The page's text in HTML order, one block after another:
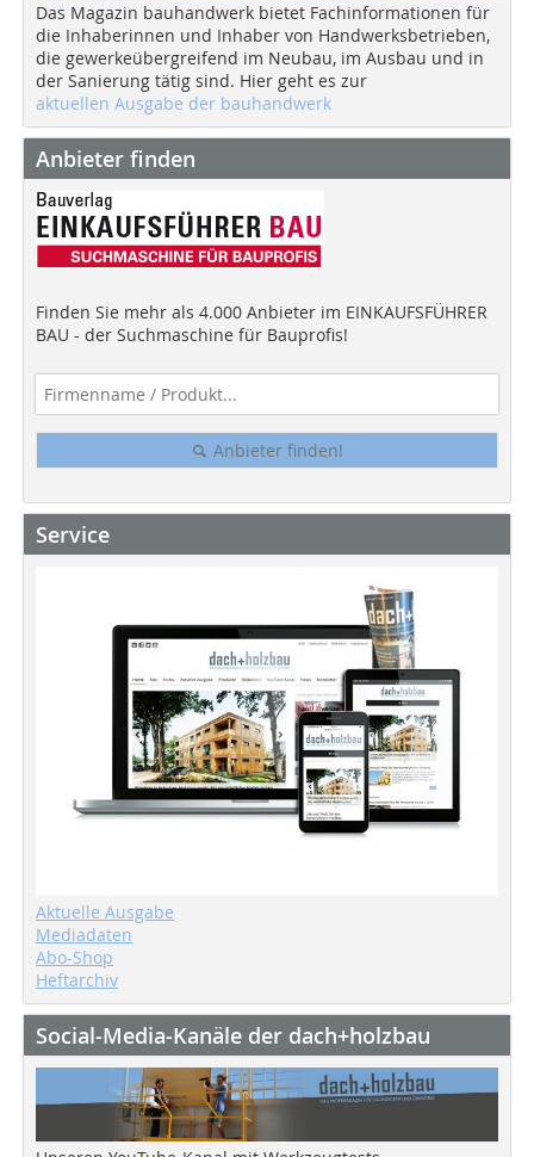
Das Magazin bauhandwerk bietet Fachinformationen für
die Inhaberinnen und Inhaber von Handwerksbetrieben,
die gewerkeübergreifend im Neubau, im Ausbau und in
der Sanierung tätig sind. Hier geht es zur
aktuellen Ausgabe der bauhandwerk
Anbieter finden
Finden Sie mehr als 4.000 Anbieter im EINKAUFSFÜHRER
BAU - der Suchmaschine für Bauprofis!
Anbieter finden!
Service
Aktuelle Ausgabe
Mediadaten
Abo-Shop
Heftarchiv
Social-Media-Kanäle der dach+holzbau